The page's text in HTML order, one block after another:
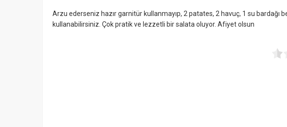
Arzu ederseniz hazır garnitür kullanmayıp, 2 patates, 2 havuç, 1 su bardağı
kullanabilirsiniz. Çok pratik ve lezzetli bir salata oluyor. Afiyet olsun